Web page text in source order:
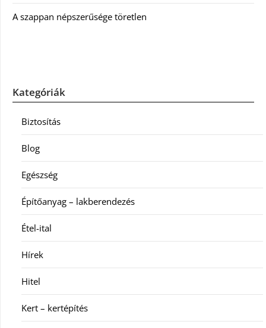
A szappan népszerűsége töretlen
Kategóriák
Biztosítás
Blog
Egészség
Építőanyag – lakberendezés
Étel-ital
Hírek
Hitel
Kert – kertépítés